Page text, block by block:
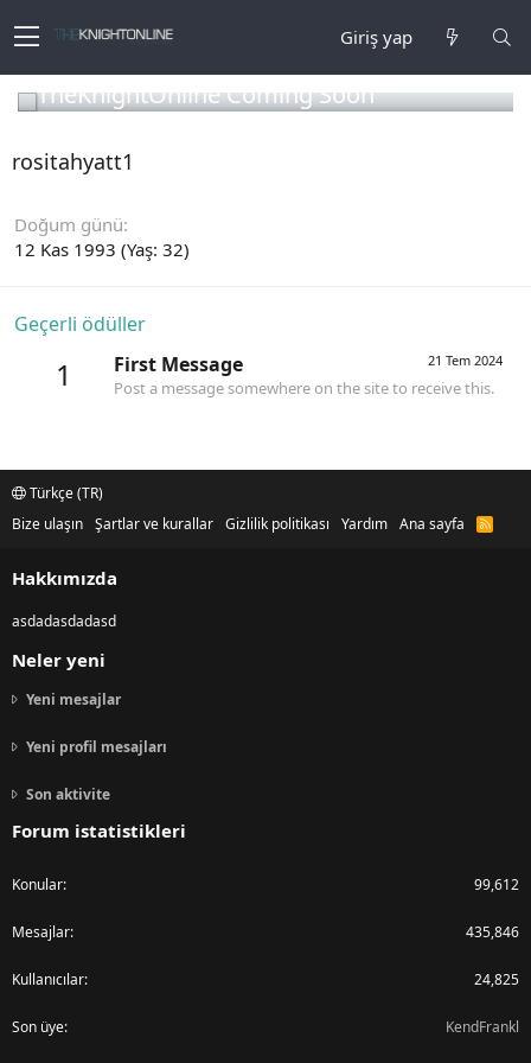
Giriş yap
TheKnightOnline Coming Soon
rositahyatt1
Doğum günü
12 Kas 1993 (Yaş: 32)
Geçerli ödüller
1 21 Tem 2024
First Message
Post a message somewhere on the site to receive this.
Türkçe (TR)
Bize ulaşın Şartlar ve kurallar Gizlilik politikası Yardım Ana sayfa
R
Hakkımızda
asdadasdadasd
Neler yeni
Yeni mesajlar
Yeni profil mesajları
Son aktivite
Forum istatistikleri
Konular 99,612
Mesajlar 435,846
Kullanıcılar 24,825
Son üye KendFrankl